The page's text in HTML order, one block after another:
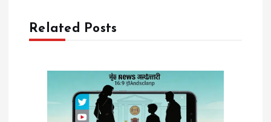
a
v
Related Posts